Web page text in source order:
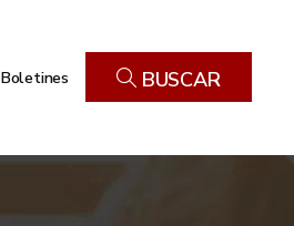
Boletines BUSCAR